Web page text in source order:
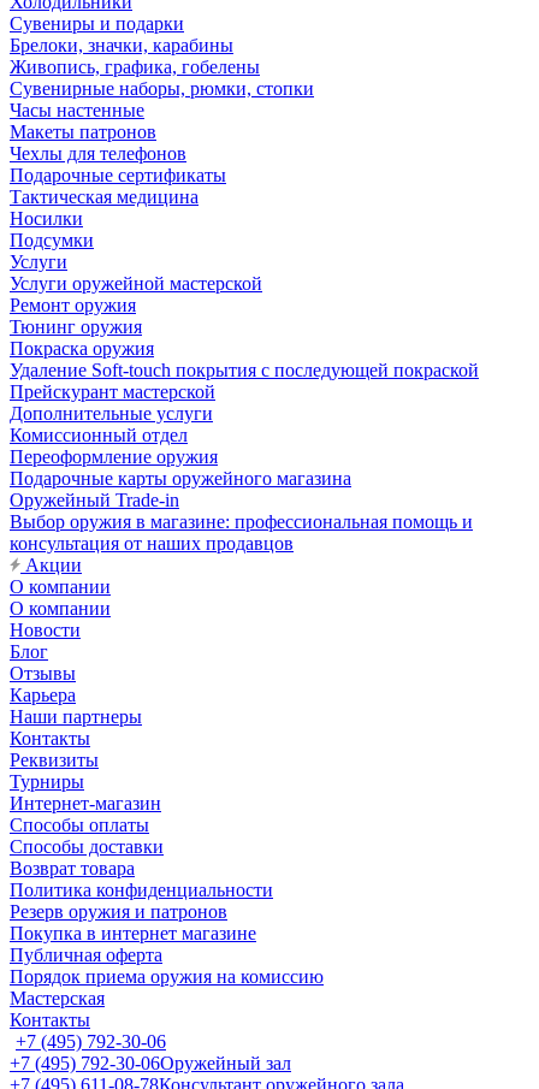
Сувениры и подарки
Брелоки, значки, карабины
Живопись, графика, гобелены
Сувенирные наборы, рюмки, стопки
Часы настенные
Макеты патронов
Чехлы для телефонов
Подарочные сертификаты
Тактическая медицина
Носилки
Подсумки
Услуги
Услуги оружейной мастерской
Ремонт оружия
Тюнинг оружия
Покраска оружия
Удаление Soft-touch покрытия с последующей покраской
Прейскурант мастерской
Дополнительные услуги
Комиссионный отдел
Переоформление оружия
Подарочные карты оружейного магазина
Оружейный Trade-in
Выбор оружия в магазине: профессиональная помощь и
консультация от наших продавцов
Акции
О компании
О компании
Новости
Блог
Отзывы
Карьера
Наши партнеры
Контакты
Реквизиты
Турниры
Интернет-магазин
Способы оплаты
Способы доставки
Возврат товара
Политика конфиденциальности
Резерв оружия и патронов
Покупка в интернет магазине
Публичная оферта
Порядок приема оружия на комиссию
Мастерская
Контакты
+7 (495) 792-30-06
+7 (495) 792-30-06Оружейный зал
+7 (495) 611-08-78Консультант оружейного зала